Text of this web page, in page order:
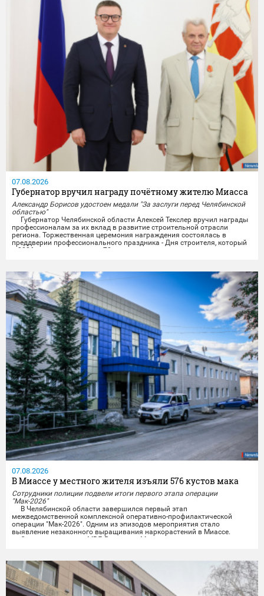
07.08.2026
Губернатор вручил награду почётному жителю Миасса
Александр Борисов удостоен медали "За заслуги перед Челябинской
областью"
Губернатор Челябинской области Алексей Текслер вручил награды
профессионалам за их вклад в развитие строительной отрасли
региона. Торжественная церемония награждения состоялась в
преддверии профессионального праздника - Дня строителя, который
в 2026 году отмечает свое 70-летие.
07.08.2026
В Миассе у местного жителя изъяли 576 кустов мака
Сотрудники полиции подвели итоги первого этапа операции
"Мак-2026"
В Челябинской области завершился первый этап
межведомственной комплексной оперативно-профилактической
операции "Мак-2026". Одним из эпизодов мероприятия стало
выявление незаконного выращивания наркорастений в Миассе.
Сотрудники отдела МВД России по Миассу совместно с
жителя,...